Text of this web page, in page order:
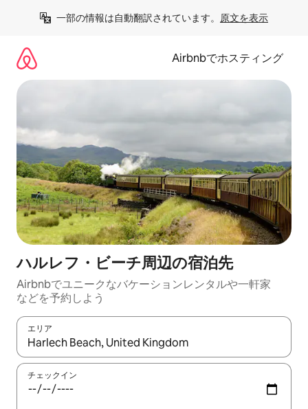
一部の情報は自動翻訳されています。 原文を表示
Airbnbでホスティング
ハルレフ・ビーチ⁠周⁠辺⁠の宿⁠泊⁠先
Airbnbでユニークなバ⁠ケ⁠ー⁠シ⁠ョ⁠ンレ⁠ン⁠タ⁠ルや一⁠軒⁠家
な⁠ど⁠を予⁠約⁠し⁠よ⁠う
エリア
検索結果が表示されたら、上下の矢印キーを使って移動するか
チェックイン